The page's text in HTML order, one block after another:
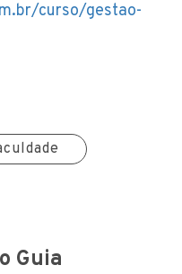
curso/gestao-
Guia